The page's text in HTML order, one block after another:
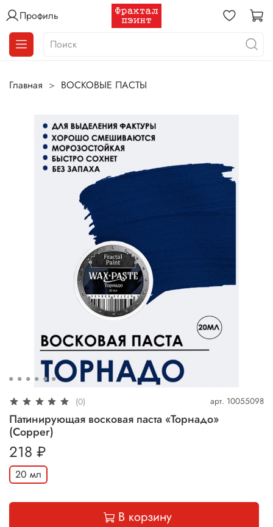
Профиль
Главная ВОСКОВЫЕ ПАСТЫ
(0) арт. 10055098
Патинирующая восковая паста «Торнадо»
(Сopper)
218 ₽
20 мл
В корзину